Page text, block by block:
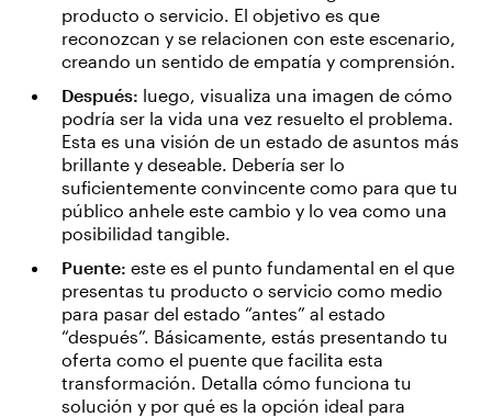
producto o servicio. El objetivo es que
reconozcan y se relacionen con este escenario,
creando un sentido de empatía y comprensión.
Después: luego, visualiza una imagen de cómo
podría ser la vida una vez resuelto el problema.
Esta es una visión de un estado de asuntos más
brillante y deseable. Debería ser lo
suficientemente convincente como para que tu
público anhele este cambio y lo vea como una
posibilidad tangible.
Puente: este es el punto fundamental en el que
presentas tu producto o servicio como medio
para pasar del estado “antes” al estado
“después”. Básicamente, estás presentando tu
oferta como el puente que facilita esta
transformación. Detalla cómo funciona tu
solución y por qué es la opción ideal para